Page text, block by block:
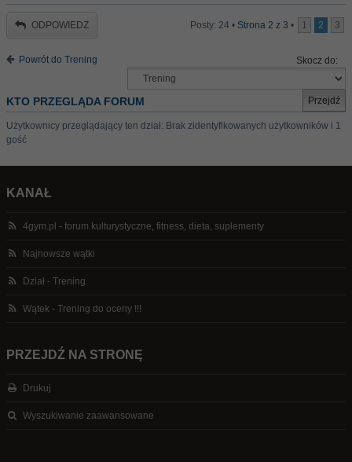
ODPOWIEDZ Posty: 24 • Strona 2 z 3 • 1 2 3
Powrót do Trening Skocz do:
KTO PRZEGLĄDA FORUM
Użytkownicy przeglądający ten dział: Brak zidentyfikowanych użytkowników i 1
gość
KANAŁ
4gym.pl - forum kulturystyczne, fitness, dieta, suplementy
Najnowsze wątki
Dział - Trening
Wątek - Trening do oceny !!!
PRZEJDŹ NA STRONĘ
Drukuj
Wyszukiwanie zaawansowane